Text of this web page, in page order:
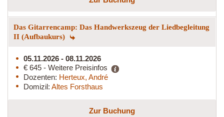
Das Gitarrencamp: Das Handwerkszeug der Liedbegleitung
II (Aufbaukurs)
05.11.2026 - 08.11.2026
€ 645 - Weitere Preisinfos
Dozenten: Herteux, André
Domizil: Altes Forsthaus
Zur Buchung